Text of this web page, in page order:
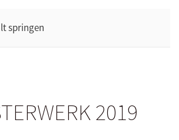
springen
2019